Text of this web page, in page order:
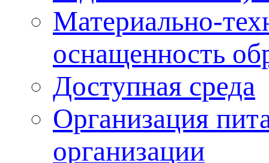
Материально-
оснащенность
Доступная среда
Организация
организации